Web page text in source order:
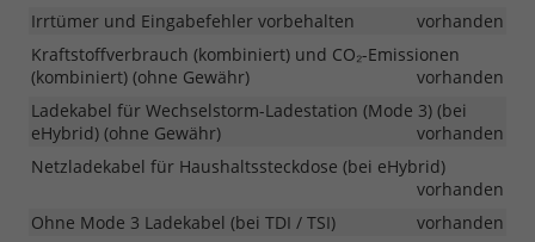
Irrtümer und Eingabefehler vorbehalten
vorhanden
Kraftstoffverbrauch (kombiniert) und CO₂-Emissionen
(kombiniert) (ohne Gewähr)
vorhanden
Ladekabel für Wechselstorm-Ladestation (Mode 3) (bei
eHybrid) (ohne Gewähr)
vorhanden
Netzladekabel für Haushaltssteckdose (bei eHybrid)
vorhanden
Ohne Mode 3 Ladekabel (bei TDI / TSI)
vorhanden